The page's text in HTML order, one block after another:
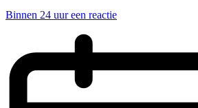
Binnen 24 uur een reactie